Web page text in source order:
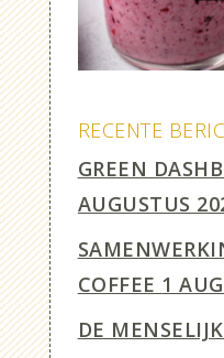
RECENTE
GREEN
AUGUSTUS
COFFEE 1
DE